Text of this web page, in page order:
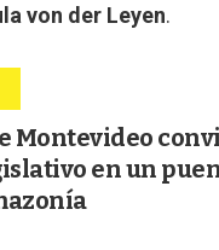
von der Leyen.
Montevideo
en un